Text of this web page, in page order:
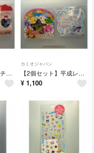
【2個セット】モンチッチ おはじきシールフレーク
カミオジャパン
【2個セット】平成レトロおはじきシール & きらりんフルフルシール
¥ 1,100